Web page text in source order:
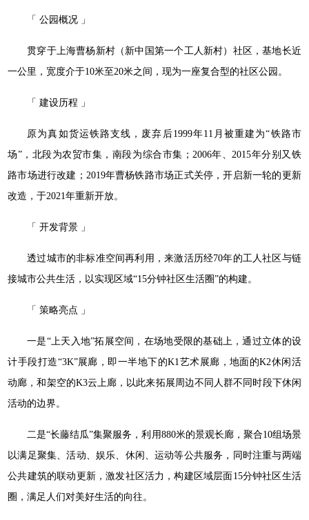
「 公园概况 」
贯穿于上海曹杨新村（新中国第一个工人新村）社区，基地长近
一公里，宽度介于10米至20米之间，现为一座复合型的社区公园。
「 建设历程 」
原为真如货运铁路支线，废弃后1999年11月被重建为“铁路市
场”，北段为农贸市集，南段为综合市集；2006年、2015年分别又铁
路市场进行改建；2019年曹杨铁路市场正式关停，开启新一轮的更新
改造，于2021年重新开放。
「 开发背景 」
透过城市的非标准空间再利用，来激活历经70年的工人社区与链
接城市公共生活，以实现区域“15分钟社区生活圈”的构建。
「 策略亮点 」
一是“上天入地”拓展空间，在场地受限的基础上，通过立体的设
计手段打造“3K”展廊，即一半地下的K1艺术展廊，地面的K2休闲活
动廊，和架空的K3云上廊，以此来拓展周边不同人群不同时段下休闲
活动的边界。
二是“长藤结瓜”集聚服务，利用880米的景观长廊，聚合10组场景
以满足聚集、活动、娱乐、休闲、运动等公共服务，同时注重与两端
公共建筑的联动更新，激发社区活力，构建区域层面15分钟社区生活
圈，满足人们对美好生活的向往。